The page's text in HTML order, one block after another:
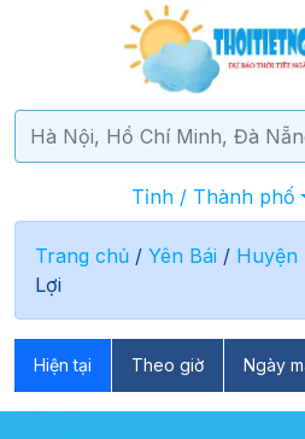
Tỉnh / Thành phố
Trang chủ / Yên Bái / Huyện
Lợi
Hiện tại Theo giờ Ngày